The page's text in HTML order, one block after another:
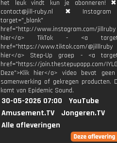
het leuk vindt kun je abonneren!
contact@jill-ruby.nl ✖
target="_blank"
href="http://www.instagram.com/
hier</a> TikTok - <a
href="https://www.tiktok.com/
hier</a> Step-Up groep - <a
href="https://join.thestepupapp.com/
Deze">Klik hier</a> video bevat
samenwerking of gekregen producten.
komt van Epidemic Sound.
30-05-2026 07:00
YouTube
Amusement.TV
Jongeren.TV
Alle afleveringen